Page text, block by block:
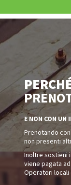
E NON CON UN
Prenotando
non presenti
Inoltre sostieni
viene pagata
Operatori locali